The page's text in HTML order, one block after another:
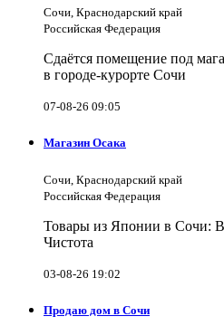
Сочи, Краснодарский край
Российская Федерация
Сдаётся помещение под
в городе-курорте Сочи
07-08-26 09:05
Магазин Осака
Сочи, Краснодарский край
Российская Федерация
Товары из Японии в Сочи:
Чистота
03-08-26 19:02
Продаю дом в Сочи